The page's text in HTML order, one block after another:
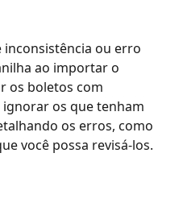
ou erro
ao importar o
os boletos com
os que tenham
os erros, como
você possa revisá-los.